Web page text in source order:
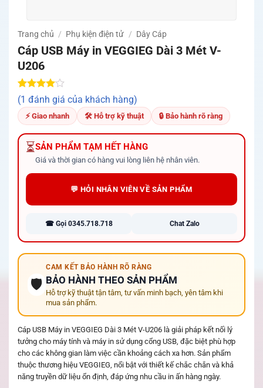
Trang chủ / Phụ kiện điện tử / Dây Cáp
Cáp USB Máy in VEGGIEG Dài 3 Mét V-
U206
4.00trên
5 dựa
trên
1
đánh
giá
(1 đánh giá của khách hàng)
⚡ Giao nhanh 🛠 Hỗ trợ kỹ thuật 🔒 Bảo hành rõ ràng
⏳SẢN PHẨM TẠM HẾT HÀNG
Giá và thời gian có hàng vui lòng liên hệ nhân viên.
💬 HỎI NHÂN VIÊN VỀ SẢN PHẨM
☎ Gọi 0345.718.718 Chat Zalo
🛡️
CAM KẾT BẢO HÀNH RÕ RÀNG
BẢO HÀNH THEO SẢN PHẨM
Hỗ trợ kỹ thuật tận tâm, tư vấn minh bạch, yên tâm khi
mua sản phẩm.
Cáp USB Máy in VEGGIEG Dài 3 Mét V-U206 là giải pháp kết nối lý
tưởng cho máy tính và máy in sử dụng cổng USB, đặc biệt phù hợp
cho các không gian làm việc cần khoảng cách xa hơn. Sản phẩm
thuộc thương hiệu VEGGIEG, nổi bật với thiết kế chắc chắn và khả
năng truyền dữ liệu ổn định, đáp ứng nhu cầu in ấn hàng ngày.